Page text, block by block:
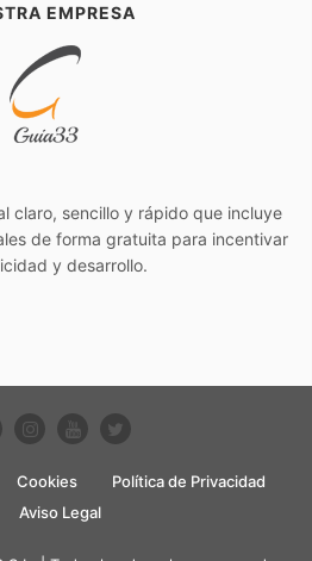
EMPRESA
claro, sencillo y rápido que incluye
de forma gratuita para incentivar
y desarrollo.
Cookies
Política de Privacidad
Aviso Legal